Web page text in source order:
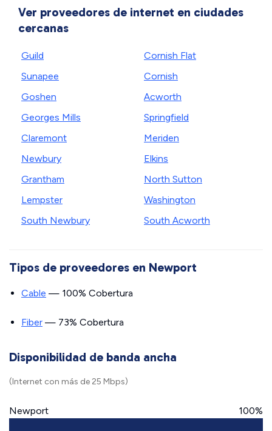
Ver proveedores de internet en ciudades
cercanas
Guild
Sunapee
Goshen
Georges Mills
Claremont
Newbury
Grantham
Lempster
South Newbury
Cornish Flat
Cornish
Acworth
Springfield
Meriden
Elkins
North Sutton
Washington
South Acworth
Tipos de proveedores en Newport
Cable — 100% Cobertura
Fiber — 73% Cobertura
Disponibilidad de banda ancha
(Internet con más de 25 Mbps)
Newport 100%